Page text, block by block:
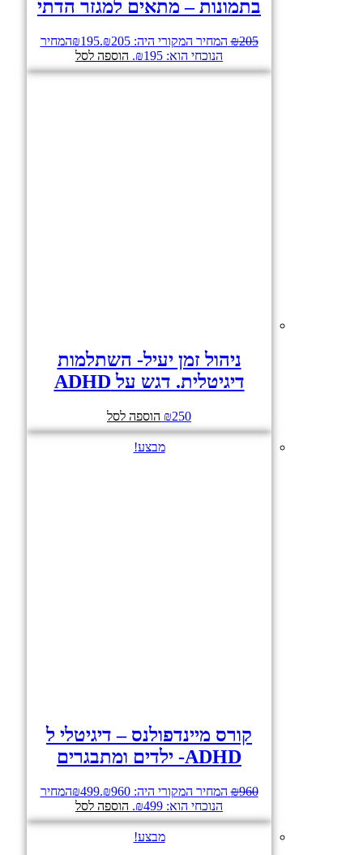
בתמונות – מתאים למגזר הדתי
₪205 המחיר המקורי היה: ₪205. ₪195
המחיר
הנוכחי הוא: ₪195.
הוספה לסל
ניהול זמן יעיל- השתלמות
דיגיטלית. דגש על ADHD
₪250 הוספה לסל
מבצע!
קורס מיינדפולנס – דיגיטלי ל
ADHD- ילדים ומתבגרים
₪960 המחיר המקורי היה: ₪960. ₪499
המחיר
הנוכחי הוא: ₪499.
הוספה לסל
מבצע!